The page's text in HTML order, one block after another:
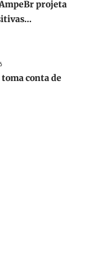
projeta
conta de